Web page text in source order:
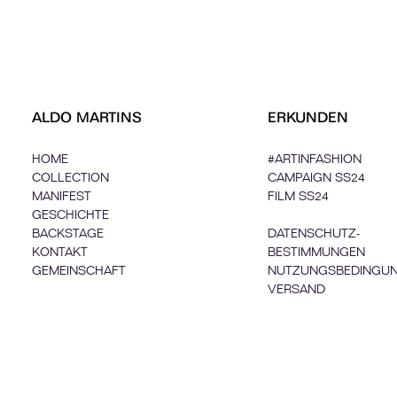
ALDO MARTINS
HOME
COLLECTION
MANIFEST
GESCHICHTE
BACKSTAGE
KONTAKT
GEMEINSCHAFT
ERKUNDEN
#ARTINFASHION
CAMPAIGN SS24
FILM SS24
DATENSCHUTZ-
BESTIMMUNGEN
VERSAND